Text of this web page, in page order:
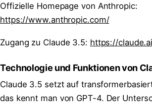
Offizielle Homepage von Anthropic:
https://www.anthropic.com/
Zugang zu Claude 3.5: https://
Technologie und Funktionen von
Claude 3.5 setzt auf
das kennt man von GPT-4. Der